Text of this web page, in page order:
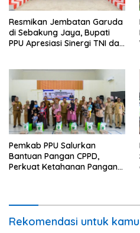
Resmikan Jembatan Garuda
di Sebakung Jaya, Bupati
PPU Apresiasi Sinergi TNI dan
Pemkab PPU Salurkan
Bantuan Pangan CPPD,
Perkuat Ketahanan Pangan
Rekomendasi untuk kamu